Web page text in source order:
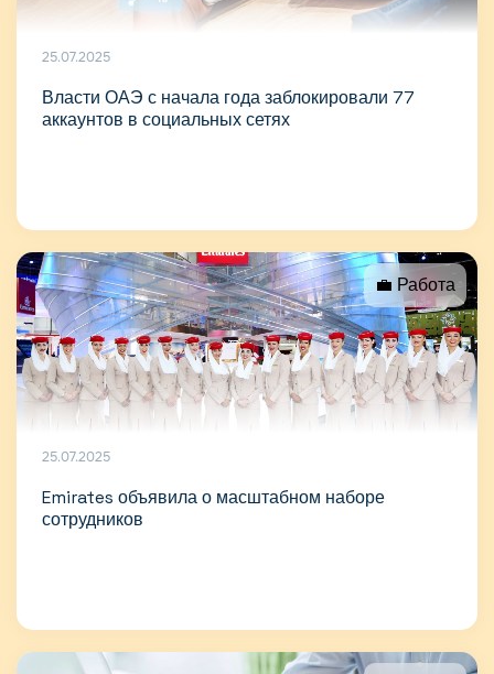
25.07.2025
Власти ОАЭ с начала года заблокировали 77
аккаунтов в социальных сетях
💼 Работа
25.07.2025
Emirates объявила о масштабном наборе
сотрудников